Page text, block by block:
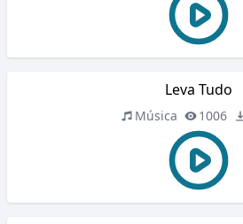
Leva Tudo
Música 1006